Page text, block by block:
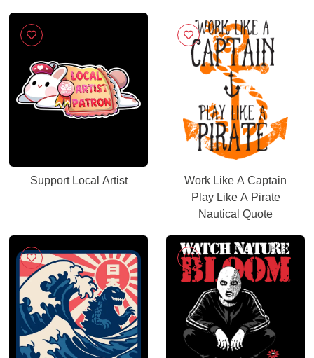
Support Local Artist
Work Like A Captain
Play Like A Pirate
Nautical Quote